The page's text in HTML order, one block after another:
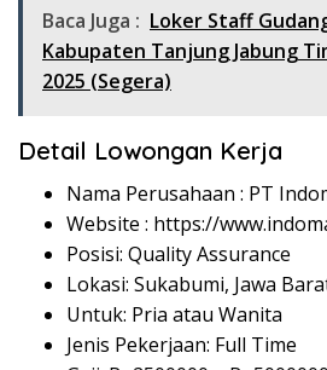
Baca Juga : Loker Staff
Kabupaten Tanjung Jabung
2025 (Segera)
Detail Lowongan Kerja
Nama Perusahaan : PT
Website : https://
Posisi: Quality Assurance
Lokasi: Sukabumi, Jawa
Untuk: Pria atau Wanita
Jenis Pekerjaan: Full Time